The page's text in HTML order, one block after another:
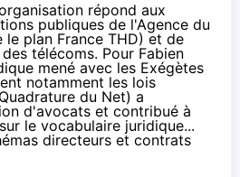
répond aux
publiques de l'Agence du
plan France THD) et de
télécoms. Pour Fabien
mené avec les Exégètes
notamment les lois
du Net) a
d'avocats et contribué à
le vocabulaire juridique...
directeurs et contrats